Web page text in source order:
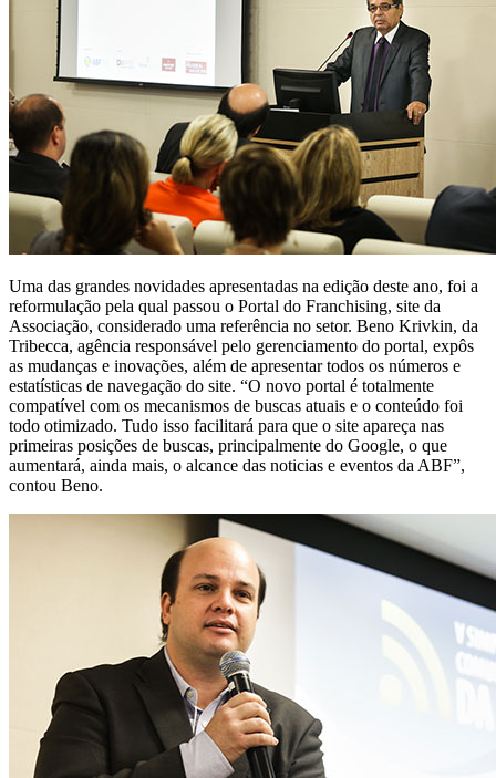
Uma das grandes novidades apresentadas na edição deste ano, foi a
reformulação pela qual passou o Portal do Franchising, site da
Associação, considerado uma referência no setor. Beno Krivkin, da
Tribecca, agência responsável pelo gerenciamento do portal, expôs
as mudanças e inovações, além de apresentar todos os números e
estatísticas de navegação do site. “O novo portal é totalmente
compatível com os mecanismos de buscas atuais e o conteúdo foi
todo otimizado. Tudo isso facilitará para que o site apareça nas
primeiras posições de buscas, principalmente do Google, o que
aumentará, ainda mais, o alcance das noticias e eventos da ABF”,
contou Beno.